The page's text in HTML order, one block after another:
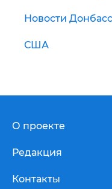
Новости
США
О проекте
Редакция
Контакты